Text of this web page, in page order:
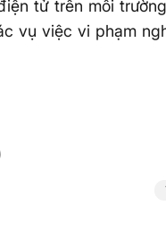
tử trên môi
vụ việc vi phạm